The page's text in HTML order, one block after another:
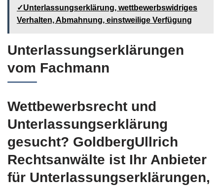
✓Unterlassungserklärung, wettbewerbswidriges
Verhalten, Abmahnung, einstweilige Verfügung
Unterlassungserklärungen
vom Fachmann
Wettbewerbsrecht und
Unterlassungserklärung
gesucht? GoldbergUllrich
Rechtsanwälte ist Ihr Anbieter
für Unterlassungserklärungen,